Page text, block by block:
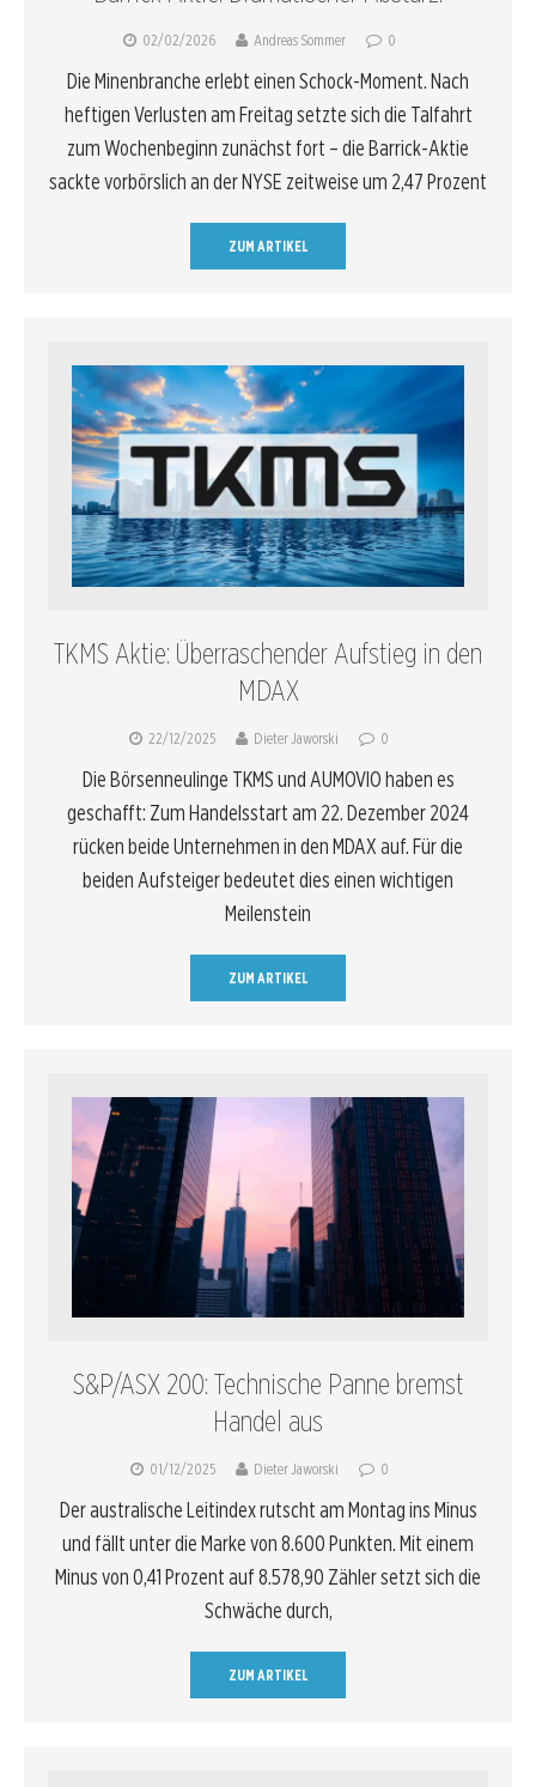
02/02/2026 Andreas Sommer 0
Die Minenbranche erlebt einen Schock-Moment. Nach
heftigen Verlusten am Freitag setzte sich die Talfahrt
zum Wochenbeginn zunächst fort – die Barrick-Aktie
sackte vorbörslich an der NYSE zeitweise um 2,47 Prozent
ZUM ARTIKEL
TKMS Aktie: Überraschender Aufstieg in den
MDAX
22/12/2025 Dieter Jaworski 0
Die Börsenneulinge TKMS und AUMOVIO haben es
geschafft: Zum Handelsstart am 22. Dezember 2024
rücken beide Unternehmen in den MDAX auf. Für die
beiden Aufsteiger bedeutet dies einen wichtigen
Meilenstein
ZUM ARTIKEL
S&P/ASX 200: Technische Panne bremst
Handel aus
01/12/2025 Dieter Jaworski 0
Der australische Leitindex rutscht am Montag ins Minus
und fällt unter die Marke von 8.600 Punkten. Mit einem
Minus von 0,41 Prozent auf 8.578,90 Zähler setzt sich die
Schwäche durch,
ZUM ARTIKEL